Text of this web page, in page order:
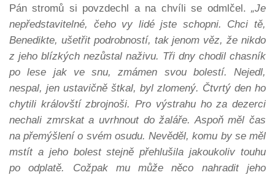
Pán stromů si povzdechl a na chvíli se odmlčel. „Je
nepředstavitelné, čeho vy lidé jste schopni. Chci tě,
Benedikte, ušetřit podrobností, tak jenom věz, že nikdo
z jeho blízkých nezůstal naživu. Tři dny chodil chasník
po lese jak ve snu, zmámen svou bolestí. Nejedl,
nespal, jen ustavičně štkal, byl zlomený. Čtvrtý den ho
chytili královští zbrojnoši. Pro výstrahu ho za dezerci
nechali zmrskat a uvrhnout do žaláře. Aspoň měl čas
na přemýšlení o svém osudu. Nevěděl, komu by se měl
mstít a jeho bolest stejně přehlušila jakoukoliv touhu
po odplatě. Cožpak mu může něco nahradit jeho